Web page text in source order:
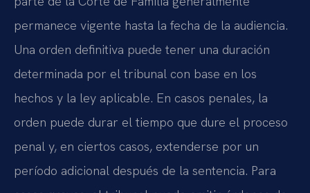
permanece vigente hasta la fecha de la audiencia.
Una orden definitiva puede tener una duración
determinada por el tribunal con base en los
hechos y la ley aplicable. En casos penales, la
orden puede durar el tiempo que dure el proceso
penal y, en ciertos casos, extenderse por un
período adicional después de la sentencia. Para